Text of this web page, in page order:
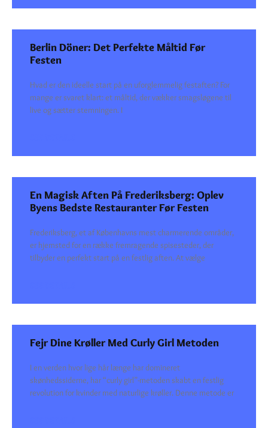
Berlin Döner: Det Perfekte Måltid Før
Festen
Hvad er den ideelle start på en uforglemmelig festaften? For
mange er svaret klart: et måltid, der vækker smagsløgene til
live og sætter stemningen. I
En Magisk Aften På Frederiksberg: Oplev
Byens Bedste Restauranter Før Festen
Frederiksberg, et af Københavns mest charmerende områder,
er hjemsted for en række fremragende spisesteder, der
tilbyder en perfekt start på en festlig aften. At vælge
Fejr Dine Krøller Med Curly Girl Metoden
I en verden hvor lige hår længe har domineret
skønhedssiderne, har “curly girl”-metoden skabt en festlig
revolution for kvinder med naturlige krøller. Denne metode er